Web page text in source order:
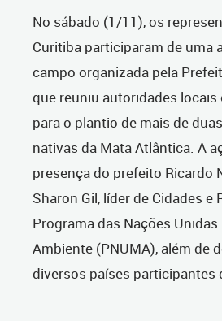
No sábado (1/11), os
Curitiba participaram de uma
campo organizada pela
que reuniu autoridades locais
para o plantio de mais de
nativas da Mata Atlântica. A
presença do prefeito Ricardo
Sharon Gil, líder de Cidades e
Programa das Nações Unidas
Ambiente (PNUMA), além de
diversos países participantes